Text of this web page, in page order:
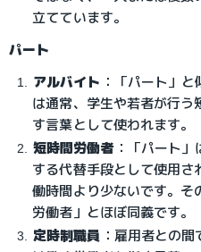
立てています。
パート
アルバイト ：「パート」
は通常、学生や若者が行
す言葉として使われます。
短時間労働者 ：「パート
する代替手段として使用
働時間より少ないです。そ
労働者」とほぼ同義です。
定時制職員 ：雇用者との